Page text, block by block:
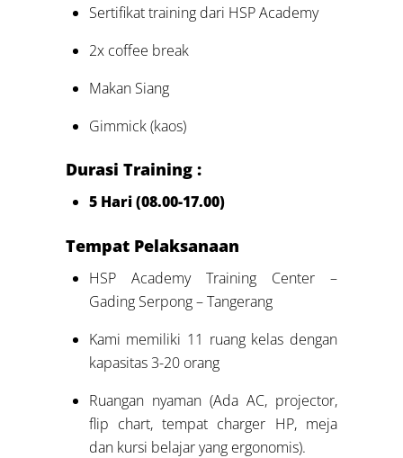
Sertifikat training dari HSP Academy
2x coffee break
Makan Siang
Gimmick (kaos)
Durasi Training :
5 Hari (08.00-17.00)
Tempat Pelaksanaan
HSP Academy Training Center –
Gading Serpong – Tangerang
Kami memiliki 11 ruang kelas dengan
kapasitas 3-20 orang
Ruangan nyaman (Ada AC, projector,
flip chart, tempat charger HP, meja
dan kursi belajar yang ergonomis).